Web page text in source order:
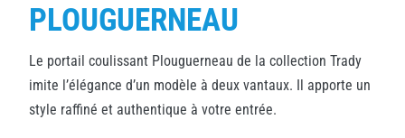
PLOUGUERNEAU
Le portail coulissant Plouguerneau de la collection Trady
imite l’élégance d’un modèle à deux vantaux. Il apporte un
style raffiné et authentique à votre entrée.